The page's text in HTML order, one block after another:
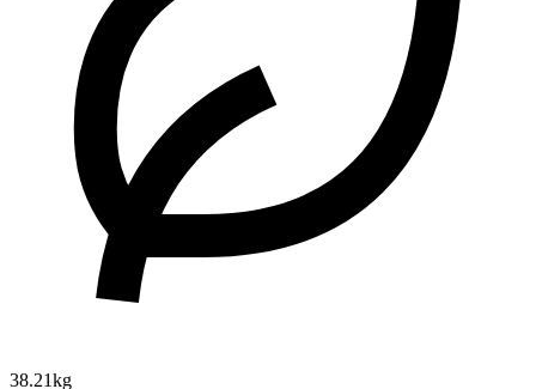
38.21kg